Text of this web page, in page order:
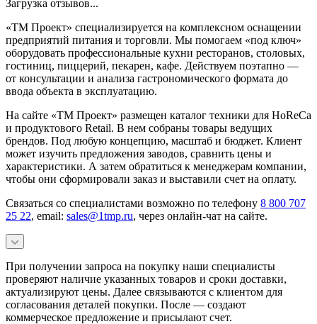
Загрузка отзывов...
«ТМ Проект» специализируется на комплексном оснащении
предприятий питания и торговли. Мы помогаем «под ключ»
оборудовать профессиональные кухни ресторанов, столовых,
гостиниц, пиццерий, пекарен, кафе. Действуем поэтапно —
от консультации и анализа гастрономического формата до
ввода объекта в эксплуатацию.
На сайте «ТМ Проект» размещен каталог техники для HoReCa
и продуктового Retail. В нем собраны товары ведущих
брендов. Под любую концепцию, масштаб и бюджет. Клиент
может изучить предложения заводов, сравнить цены и
характеристики. А затем обратиться к менеджерам компании,
чтобы они сформировали заказ и выставили счет на оплату.
Связаться со специалистами возможно по телефону 8 800 707
25 22, email: sales@1tmp.ru, через онлайн-чат на сайте.
При получении запроса на покупку наши специалисты
проверяют наличие указанных товаров и сроки доставки,
актуализируют цены. Далее связываются с клиентом для
согласования деталей покупки. После — создают
коммерческое предложение и присылают счет.